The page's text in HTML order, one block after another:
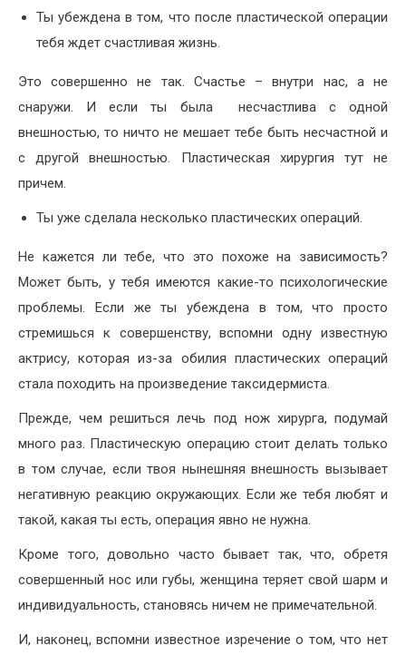
Ты убеждена в том, что после пластической операции
тебя ждет счастливая жизнь.
Это совершенно не так. Счастье – внутри нас, а не
снаружи. И если ты была несчастлива с одной
внешностью, то ничто не мешает тебе быть несчастной и
с другой внешностью. Пластическая хирургия тут не
причем.
Ты уже сделала несколько пластических операций.
Не кажется ли тебе, что это похоже на зависимость?
Может быть, у тебя имеются какие-то психологические
проблемы. Если же ты убеждена в том, что просто
стремишься к совершенству, вспомни одну известную
актрису, которая из-за обилия пластических операций
стала походить на произведение таксидермиста.
Прежде, чем решиться лечь под нож хирурга, подумай
много раз. Пластическую операцию стоит делать только
в том случае, если твоя нынешняя внешность вызывает
негативную реакцию окружающих. Если же тебя любят и
такой, какая ты есть, операция явно не нужна.
Кроме того, довольно часто бывает так, что, обретя
совершенный нос или губы, женщина теряет свой шарм и
индивидуальность, становясь ничем не примечательной.
И, наконец, вспомни известное изречение о том, что нет